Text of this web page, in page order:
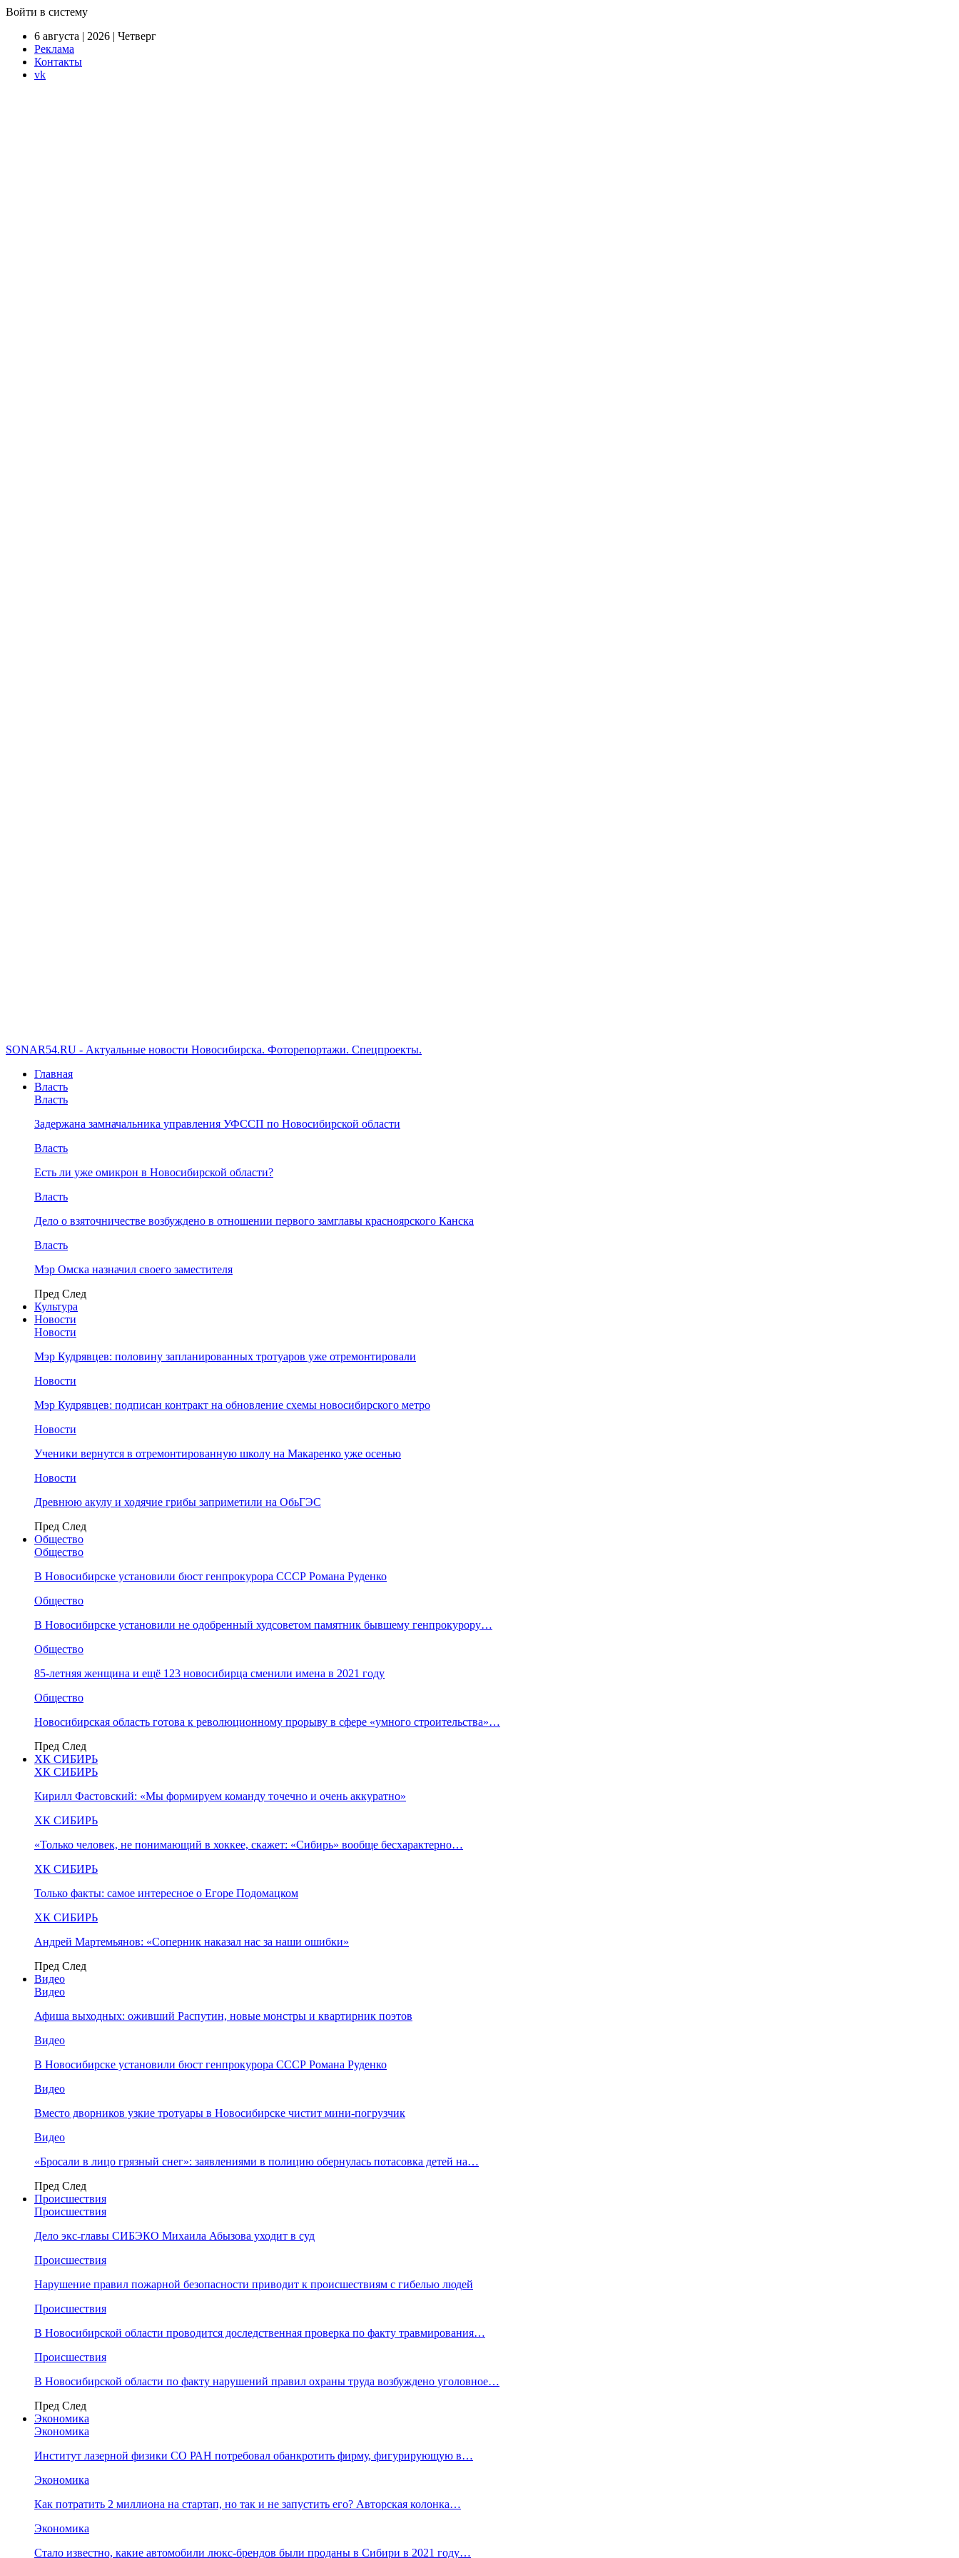
Войти в систему
6 августа | 2026 | Четверг
Реклама
Контакты
vk
SONAR54.RU - Актуальные новости Новосибирска. Фоторепортажи. Спецпроекты.
Главная
Власть
Власть
Задержана замначальника управления УФССП по Новосибирской области
Власть
Есть ли уже омикрон в Новосибирской области?
Власть
Дело о взяточничестве возбуждено в отношении первого замглавы красноярского Канска
Власть
Мэр Омска назначил своего заместителя
Пред След
Культура
Новости
Новости
Мэр Кудрявцев: половину запланированных тротуаров уже отремонтировали
Новости
Мэр Кудрявцев: подписан контракт на обновление схемы новосибирского метро
Новости
Ученики вернутся в отремонтированную школу на Макаренко уже осенью
Новости
Древнюю акулу и ходячие грибы заприметили на ОбьГЭС
Пред След
Общество
Общество
В Новосибирске установили бюст генпрокурора СССР Романа Руденко
Общество
В Новосибирске установили не одобренный худсоветом памятник бывшему генпрокурору…
Общество
85-летняя женщина и ещё 123 новосибирца сменили имена в 2021 году
Общество
Новосибирская область готова к революционному прорыву в сфере «умного строительства»…
Пред След
ХК СИБИРЬ
ХК СИБИРЬ
Кирилл Фастовский: «Мы формируем команду точечно и очень аккуратно»
ХК СИБИРЬ
«Только человек, не понимающий в хоккее, скажет: «Сибирь» вообще бесхарактерно…
ХК СИБИРЬ
Только факты: самое интересное о Егоре Подомацком
ХК СИБИРЬ
Андрей Мартемьянов: «Соперник наказал нас за наши ошибки»
Пред След
Видео
Видео
Афиша выходных: оживший Распутин, новые монстры и квартирник поэтов
Видео
В Новосибирске установили бюст генпрокурора СССР Романа Руденко
Видео
Вместо дворников узкие тротуары в Новосибирске чистит мини-погрузчик
Видео
«Бросали в лицо грязный снег»: заявлениями в полицию обернулась потасовка детей на…
Пред След
Происшествия
Происшествия
Дело экс-главы СИБЭКО Михаила Абызова уходит в суд
Происшествия
Нарушение правил пожарной безопасности приводит к происшествиям с гибелью людей
Происшествия
В Новосибирской области проводится доследственная проверка по факту травмирования…
Происшествия
В Новосибирской области по факту нарушений правил охраны труда возбуждено уголовное…
Пред След
Экономика
Экономика
Институт лазерной физики СО РАН потребовал обанкротить фирму, фигурирующую в…
Экономика
Как потратить 2 миллиона на стартап, но так и не запустить его? Авторская колонка…
Экономика
Стало известно, какие автомобили люкс-брендов были проданы в Сибири в 2021 году…